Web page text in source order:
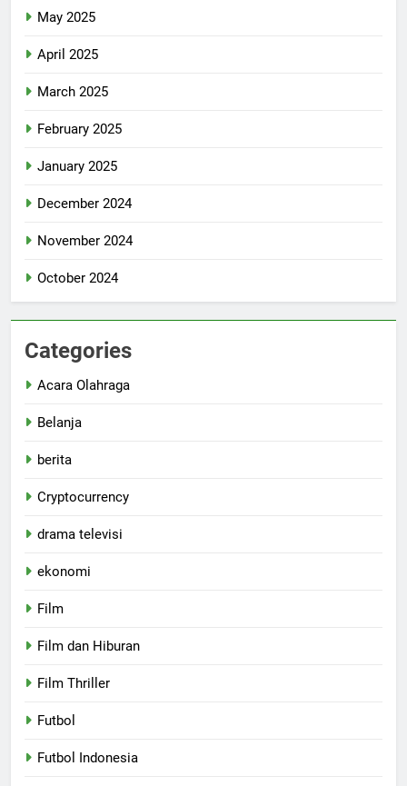
May 2025
April 2025
March 2025
February 2025
January 2025
December 2024
November 2024
October 2024
Categories
Acara Olahraga
Belanja
berita
Cryptocurrency
drama televisi
ekonomi
Film
Film dan Hiburan
Film Thriller
Futbol
Futbol Indonesia